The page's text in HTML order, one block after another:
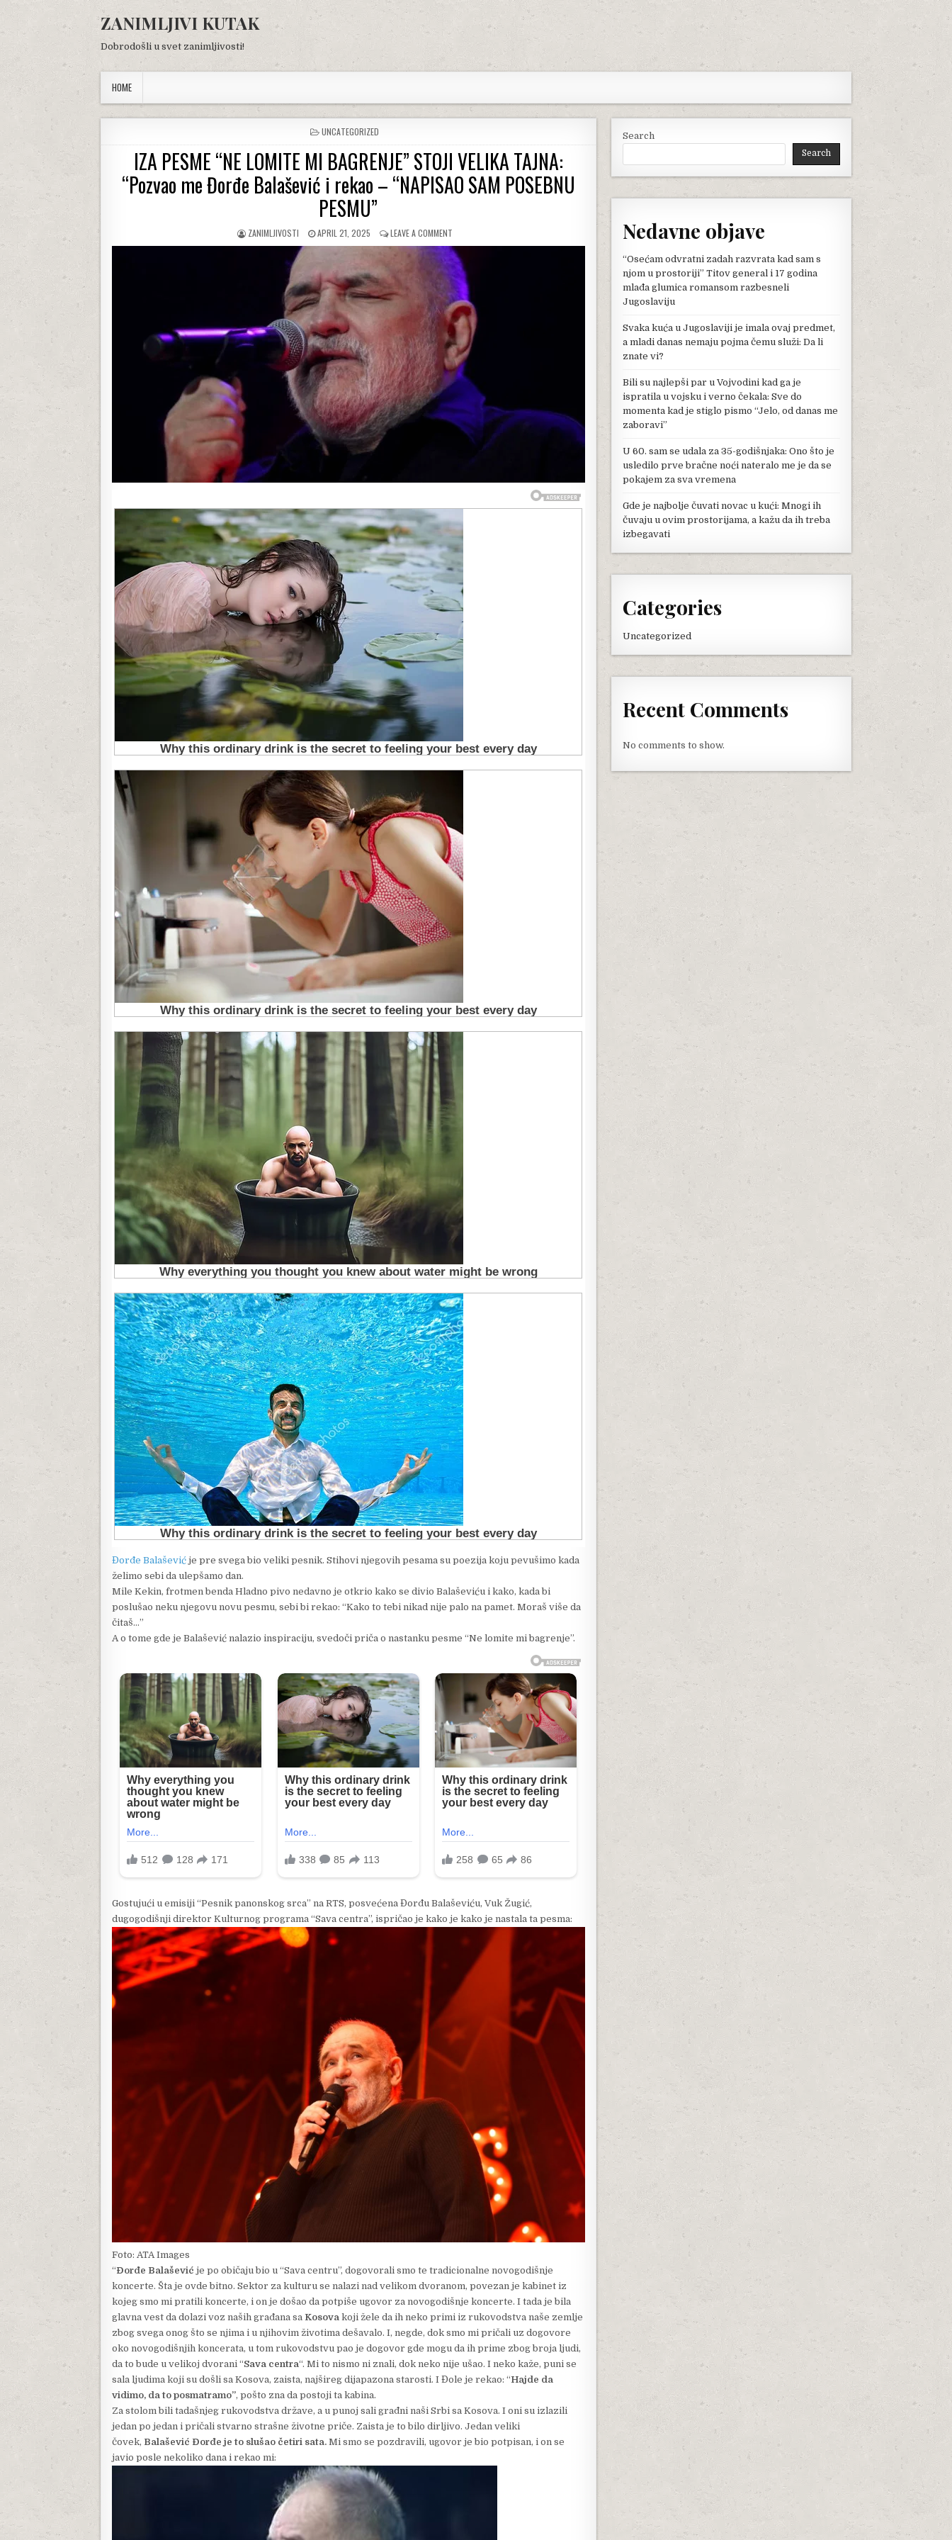
content
ZANIMLJIVI KUTAK
Dobrodošli u svet zanimljivosti!
HOME
POSTED
IN
UNCATEGORIZED
IZA PESME “NE LOMITE MI BAGRENJE” STOJI VELIKA TAJNA:
“Pozvao me Đorđe Balašević i rekao – “NAPISAO SAM POSEBNU
PESMU”
AUTHOR:
ZANIMLJIVOSTI
PUBLISHED
DATE:
APRIL 21, 2025 LEAVE A COMMENTON
IZA
PESME
“NE
LOMITE
MI
BAGRENJE”
STOJI
VELIKA
TAJNA:
“POZVAO
ME
ĐORĐE
BALAŠEVIĆ
I
REKAO
–
“NAPISAO
POSEBNU
Đorđe Balašević je pre svega bio veliki pesnik. Stihovi njegovih pesama su poezija koju pevušimo kada
želimo sebi da ulepšamo dan.
Mile Kekin, frotmen benda Hladno pivo nedavno je otkrio kako se divio Balaševiću i kako, kada bi
poslušao neku njegovu novu pesmu, sebi bi rekao: “Kako to tebi nikad nije palo na pamet. Moraš više da
čitaš…”
A o tome gde je Balašević nalazio inspiraciju, svedoči priča o nastanku pesme “Ne lomite mi bagrenje”.
Gostujući u emisiji “Pesnik panonskog srca” na RTS, posvećena Đorđu Balaševiću, Vuk Žugić,
dugogodišnji direktor Kulturnog programa “Sava centra”, ispričao je kako je kako je nastala ta pesma:
Foto: ATA Images
“Đorđe Balašević je po običaju bio u “Sava centru”, dogovorali smo te tradicionalne novogodišnje
koncerte. Šta je ovde bitno. Sektor za kulturu se nalazi nad velikom dvoranom, povezan je kabinet iz
kojeg smo mi pratili koncerte, i on je došao da potpiše ugovor za novogodišnje koncerte. I tada je bila
glavna vest da dolazi voz naših građana sa Kosova koji žele da ih neko primi iz rukovodstva naše zemlje
zbog svega onog što se njima i u njihovim životima dešavalo. I, negde, dok smo mi pričali uz dogovore
oko novogodišnjih koncerata, u tom rukovodstvu pao je dogovor gde mogu da ih prime zbog broja ljudi,
da to bude u velikoj dvorani “Sava centra“. Mi to nismo ni znali, dok neko nije ušao. I neko kaže, puni se
sala ljudima koji su došli sa Kosova, zaista, najšireg dijapazona starosti. I Đole je rekao: “Hajde da
vidimo, da to posmatramo”, pošto zna da postoji ta kabina.
Za stolom bili tadašnjeg rukovodstva države, a u punoj sali građni naši Srbi sa Kosova. I oni su izlazili
jedan po jedan i pričali stvarno strašne životne priče. Zaista je to bilo dirljivo. Jedan veliki
čovek, Balašević Đorđe je to slušao četiri sata. Mi smo se pozdravili, ugovor je bio potpisan, i on se
javio posle nekoliko dana i rekao mi:
Search
Search
Nedavne objave
“Osećam odvratni zadah razvrata kad sam s
njom u prostoriji” Titov general i 17 godina
mlađa glumica romansom razbesneli
Jugoslaviju
Svaka kuća u Jugoslaviji je imala ovaj predmet,
a mladi danas nemaju pojma čemu služi: Da li
znate vi?
Bili su najlepši par u Vojvodini kad ga je
ispratila u vojsku i verno čekala: Sve do
momenta kad je stiglo pismo “Jelo, od danas me
zaboravi”
U 60. sam se udala za 35-godišnjaka: Ono što je
usledilo prve bračne noći nateralo me je da se
pokajem za sva vremena
Gde je najbolje čuvati novac u kući: Mnogi ih
čuvaju u ovim prostorijama, a kažu da ih treba
izbegavati
Categories
Uncategorized
Recent Comments
No comments to show.